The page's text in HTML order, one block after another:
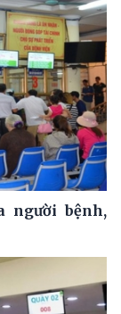
người bệnh,